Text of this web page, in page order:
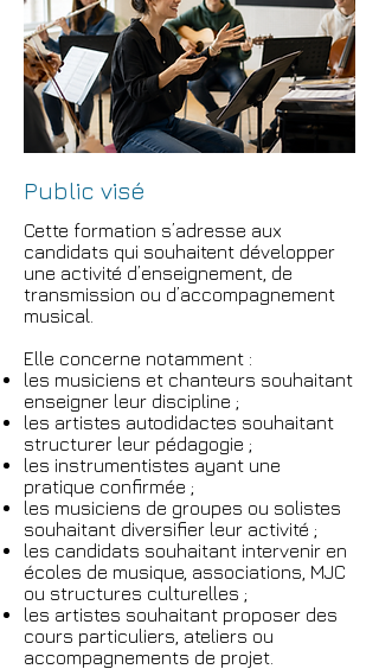
Public visé
Cette formation s’adresse aux
candidats qui souhaitent développer
une activité d’enseignement, de
transmission ou d’accompagnement
musical.
Elle concerne notamment :
les musiciens et chanteurs souhaitant
enseigner leur discipline ;
les artistes autodidactes souhaitant
structurer leur pédagogie ;
les instrumentistes ayant une
pratique confirmée ;
les musiciens de groupes ou solistes
souhaitant diversifier leur activité ;
les candidats souhaitant intervenir en
écoles de musique, associations, MJC
ou structures culturelles ;
les artistes souhaitant proposer des
cours particuliers, ateliers ou
accompagnements de projet.